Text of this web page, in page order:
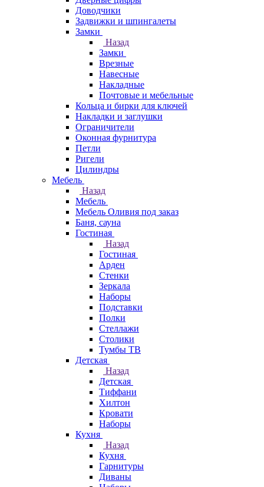
Доводчики
Задвижки и шпингалеты
Замки
Назад
Замки
Врезные
Навесные
Накладные
Почтовые и мебельные
Кольца и бирки для ключей
Накладки и заглушки
Ограничители
Оконная фурнитура
Петли
Ригели
Цилиндры
Мебель
Назад
Мебель
Мебель Оливия под заказ
Баня, сауна
Гостиная
Назад
Гостиная
Арден
Стенки
Зеркала
Наборы
Подставки
Полки
Стеллажи
Столики
Тумбы ТВ
Детская
Назад
Детская
Тиффани
Хилтон
Кровати
Наборы
Кухня
Назад
Кухня
Гарнитуры
Диваны